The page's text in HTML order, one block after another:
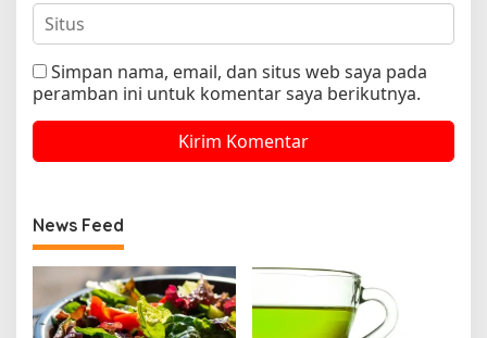
Simpan nama, email, dan situs web saya pada
peramban ini untuk komentar saya berikutnya.
News Feed